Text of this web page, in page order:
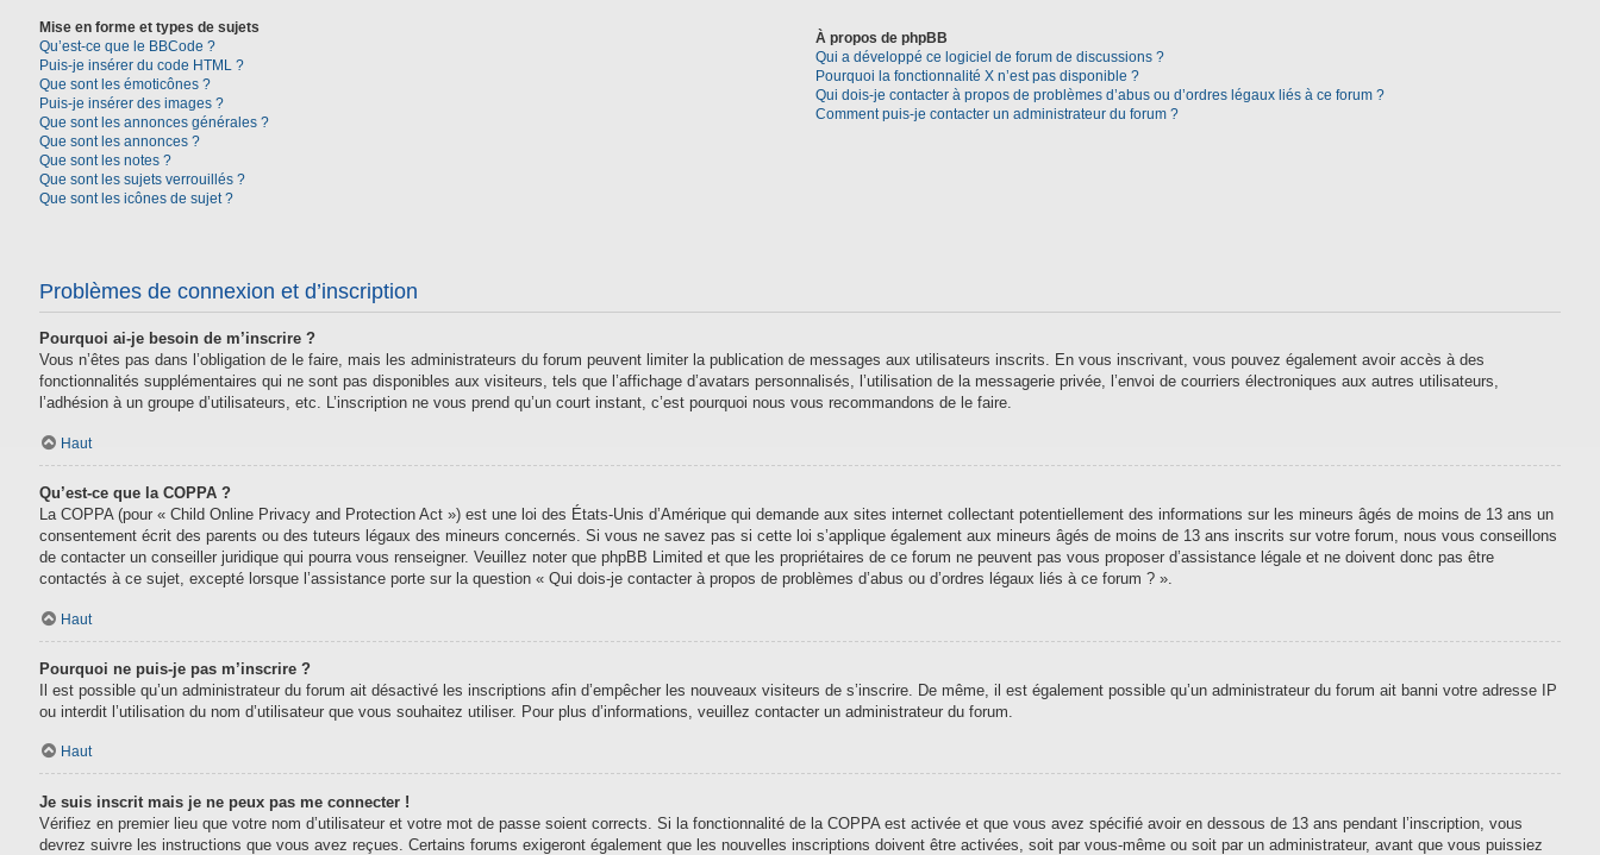
Mise en forme et types de sujets
Qu’est-ce que le BBCode ?
Puis-je insérer du code HTML ?
Que sont les émoticônes ?
Puis-je insérer des images ?
Que sont les annonces générales ?
Que sont les annonces ?
Que sont les notes ?
Que sont les sujets verrouillés ?
Que sont les icônes de sujet ?
À propos de phpBB
Qui a développé ce logiciel de forum de discussions ?
Pourquoi la fonctionnalité X n’est pas disponible ?
Qui dois-je contacter à propos de problèmes d’abus ou d’ordres légaux liés à ce forum ?
Comment puis-je contacter un administrateur du forum ?
Problèmes de connexion et d’inscription
Pourquoi ai-je besoin de m’inscrire ?
Vous n’êtes pas dans l’obligation de le faire, mais les administrateurs du forum peuvent limiter la publication de messages aux utilisateurs inscrits. En vous inscrivant, vous pouvez également avoir accès à des
fonctionnalités supplémentaires qui ne sont pas disponibles aux visiteurs, tels que l’affichage d’avatars personnalisés, l’utilisation de la messagerie privée, l’envoi de courriers électroniques aux autres utilisateurs,
l’adhésion à un groupe d’utilisateurs, etc. L’inscription ne vous prend qu’un court instant, c’est pourquoi nous vous recommandons de le faire.
Haut
Qu’est-ce que la COPPA ?
La COPPA (pour « Child Online Privacy and Protection Act ») est une loi des États-Unis d’Amérique qui demande aux sites internet collectant potentiellement des informations sur les mineurs âgés de moins de 13 ans un
consentement écrit des parents ou des tuteurs légaux des mineurs concernés. Si vous ne savez pas si cette loi s’applique également aux mineurs âgés de moins de 13 ans inscrits sur votre forum, nous vous conseillons
de contacter un conseiller juridique qui pourra vous renseigner. Veuillez noter que phpBB Limited et que les propriétaires de ce forum ne peuvent pas vous proposer d’assistance légale et ne doivent donc pas être
contactés à ce sujet, excepté lorsque l’assistance porte sur la question « Qui dois-je contacter à propos de problèmes d’abus ou d’ordres légaux liés à ce forum ? ».
Haut
Pourquoi ne puis-je pas m’inscrire ?
Il est possible qu’un administrateur du forum ait désactivé les inscriptions afin d’empêcher les nouveaux visiteurs de s’inscrire. De même, il est également possible qu’un administrateur du forum ait banni votre adresse IP
ou interdit l’utilisation du nom d’utilisateur que vous souhaitez utiliser. Pour plus d’informations, veuillez contacter un administrateur du forum.
Haut
Je suis inscrit mais je ne peux pas me connecter !
Vérifiez en premier lieu que votre nom d’utilisateur et votre mot de passe soient corrects. Si la fonctionnalité de la COPPA est activée et que vous avez spécifié avoir en dessous de 13 ans pendant l’inscription, vous
devrez suivre les instructions que vous avez reçues. Certains forums exigeront également que les nouvelles inscriptions doivent être activées, soit par vous-même ou soit par un administrateur, avant que vous puissiez